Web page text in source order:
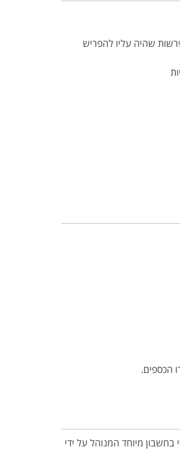
שהיה עליו להפריש
הכספים.
המעסיק חייב להפריש 16% משכר העובד לפיקדון חודשי בחשבון מיוחד המנוהל על ידי